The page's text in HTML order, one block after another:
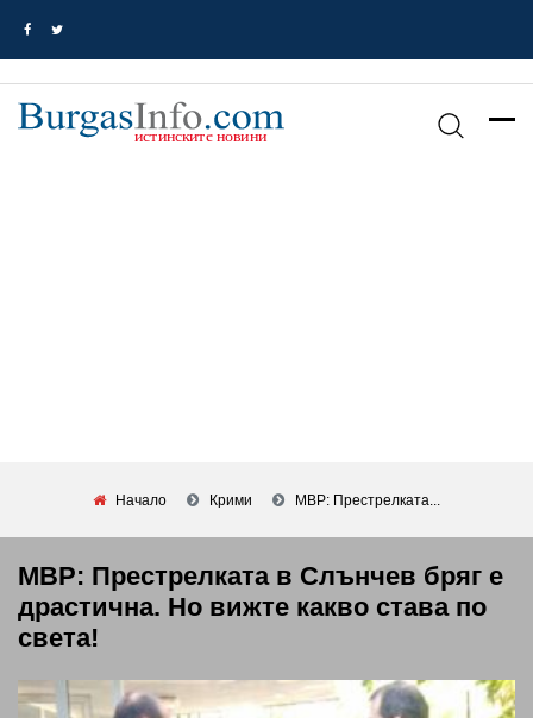
Начало Крими МВР: Престрелката...
МВР: Престрелката в Слънчев бряг е
драстична. Но вижте какво става по
света!